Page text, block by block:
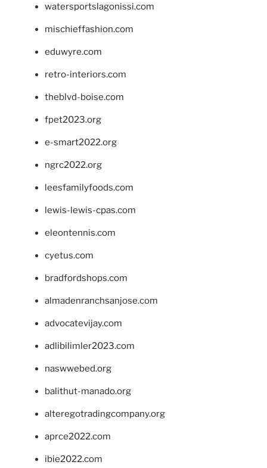
watersportslagonissi.com
mischieffashion.com
eduwyre.com
retro-interiors.com
theblvd-boise.com
fpet2023.org
e-smart2022.org
ngrc2022.org
leesfamilyfoods.com
lewis-lewis-cpas.com
eleontennis.com
cyetus.com
bradfordshops.com
almadenranchsanjose.com
advocatevijay.com
adlibilimler2023.com
naswwebed.org
balithut-manado.org
alteregotradingcompany.org
aprce2022.com
ibie2022.com